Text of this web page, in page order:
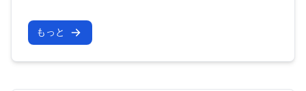
もっと